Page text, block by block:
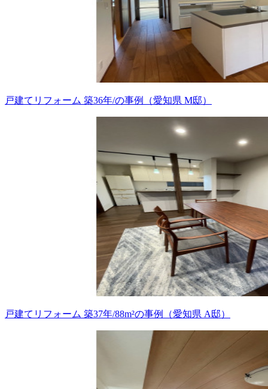
戸建てリフォーム 築36年/の事例（愛知県 M邸）
戸建てリフォーム 築37年/88m²の事例（愛知県 A邸）